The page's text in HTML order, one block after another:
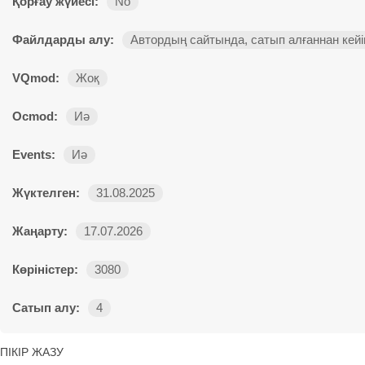
Файлдарды алу: Автордың сайтында, сатып алғаннан
VQmod: Жоқ
Ocmod: Иә
Events: Иә
Жүктелген: 31.08.2025
Жаңарту: 17.07.2026
Көріністер: 3080
Сатып алу: 4
ПІКІР ЖАЗУ